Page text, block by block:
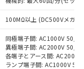
100MΩ以上 (DC500Vメガ)
同極端子間: AC1000V 50/
異極端子間: AC2000V 50/
各端子とアース間:
ランプ端子間: AC1000V
同意のうえ
質）の非含
予定のある
10物質）の
品を出す予